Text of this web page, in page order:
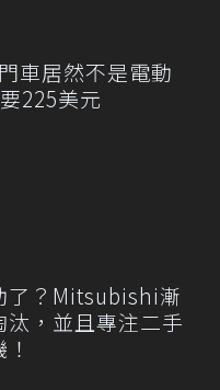
車居然不是電動
225美元
了？Mitsubishi漸
汰，並且專注二手